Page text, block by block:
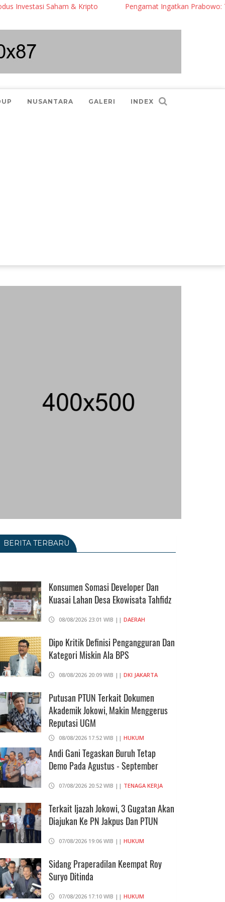
Saham & Kripto Pengamat Ingatkan Prabowo:
NUSANTARA GALERI INDEX
BERITA TERBARU
Konsumen Somasi Developer Dan
Kuasai Lahan Desa Ekowisata Tahfidz
08/08/2026 23:01 WIB || DAERAH
Dipo Kritik Definisi Pengangguran Dan
Kategori Miskin Ala BPS
08/08/2026 20:09 WIB || DKI JAKARTA
Putusan PTUN Terkait Dokumen
Akademik Jokowi, Makin Menggerus
Reputasi UGM
08/08/2026 17:52 WIB || HUKUM
Andi Gani Tegaskan Buruh Tetap
Demo Pada Agustus - September
07/08/2026 20:52 WIB || TENAGA KERJA
Terkait Ijazah Jokowi, 3 Gugatan Akan
Diajukan Ke PN Jakpus Dan PTUN
07/08/2026 19:06 WIB || HUKUM
Sidang Praperadilan Keempat Roy
Suryo Ditinda
07/08/2026 17:10 WIB || HUKUM